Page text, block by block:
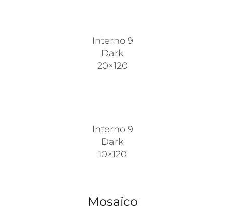
Interno 9
Dark
20×120
Interno 9
Dark
10×120
Mosaïco